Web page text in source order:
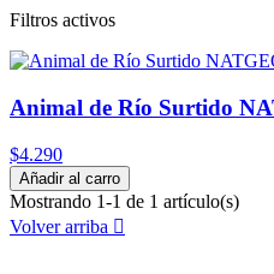
Filtros activos
Animal de Río Surtido
$4.290
Añadir al carro
Mostrando 1-1 de 1 artículo(s)
Volver arriba 